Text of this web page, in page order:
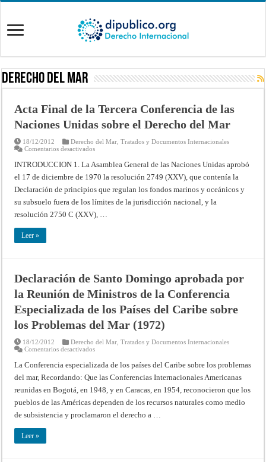
Derecho del Mar
Acta Final de la Tercera Conferencia de las
Naciones Unidas sobre el Derecho del Mar
18/12/2012 Derecho del Mar ,Tratados y Documentos Internacionales
Comentarios desactivadosen
Final
de
la
Conferencia
de
las
Naciones
Unidas
INTRODUCCION 1. La Asamblea General de las Naciones Unidas aprobó
el 17 de diciembre de 1970 la resolución 2749 (XXV), que contenía la
Declaración de principios que regulan los fondos marinos y oceánicos y
su subsuelo fuera de los límites de la jurisdicción nacional, y la
resolución 2750 C (XXV), …
Leer »
Declaración de Santo Domingo aprobada por
la Reunión de Ministros de la Conferencia
Especializada de los Países del Caribe sobre
los Problemas del Mar (1972)
18/12/2012 Derecho del Mar ,Tratados y Documentos Internacionales
Comentarios desactivadosen
de
Santo
Domingo
por
la
Reunión
de
Ministros
La Conferencia especializada de los países del Caribe sobre los proble­mas
del mar, Recordando: Que las Conferencias Internacionales Americanas
reunidas en Bogotá, en 1948, y en Caracas, en 1954, reconocieron que los
pueblos de las Américas dependen de los recursos naturales como medio
de subsistencia y proclamaron el derecho a …
Leer »